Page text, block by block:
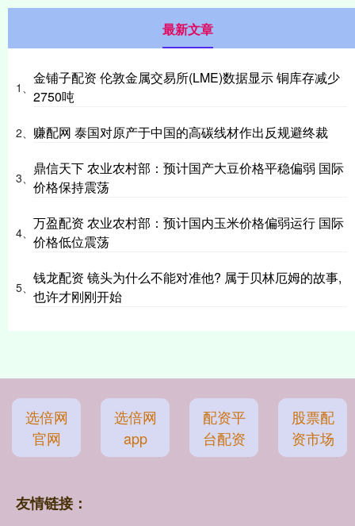
最新文章
1、
金铺子配资 伦敦金属交易所(LME)数据显示 铜库存减少
2750吨
2、 赚配网 泰国对原产于中国的高碳线材作出反规避终裁
3、
鼎信天下 农业农村部：预计国产大豆价格平稳偏弱 国际
价格保持震荡
4、
万盈配资 农业农村部：预计国内玉米价格偏弱运行 国际
价格低位震荡
5、
钱龙配资 镜头为什么不能对准他? 属于贝林厄姆的故事,
也许才刚刚开始
选倍网
官网
选倍网
app
配资平
台配资
股票配
资市场
友情链接：